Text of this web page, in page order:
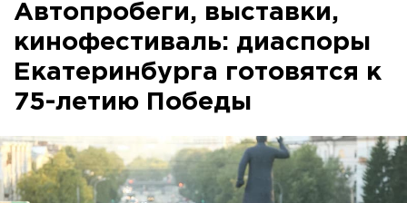
Автопробеги, выставки,
кинофестиваль: диаспоры
Екатеринбурга готовятся к
75-летию Победы